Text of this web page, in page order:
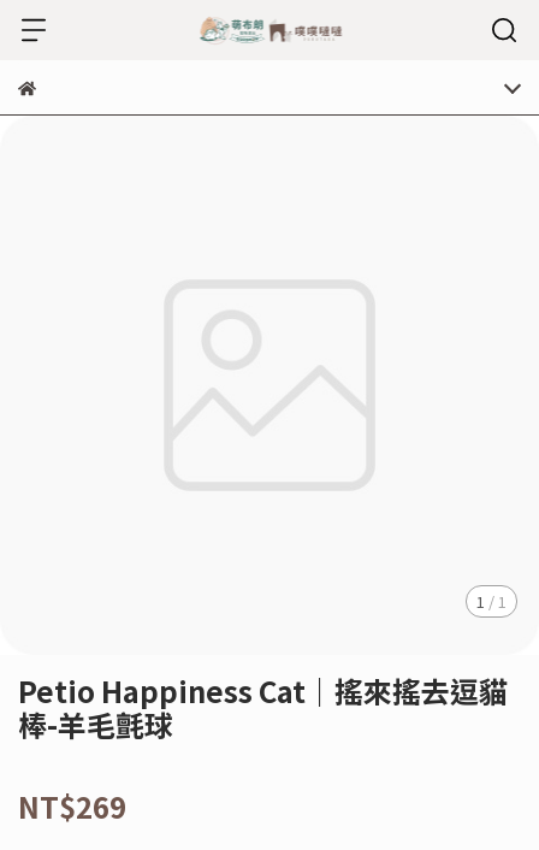
1 / 1
Petio Happiness Cat｜搖來搖去逗貓
棒-羊毛氈球
NT$269